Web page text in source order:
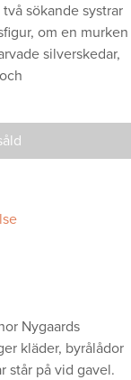
sökande systrar
om en murken
silverskedar,
Nygaards
kläder, byrålådor
står på vid gavel.